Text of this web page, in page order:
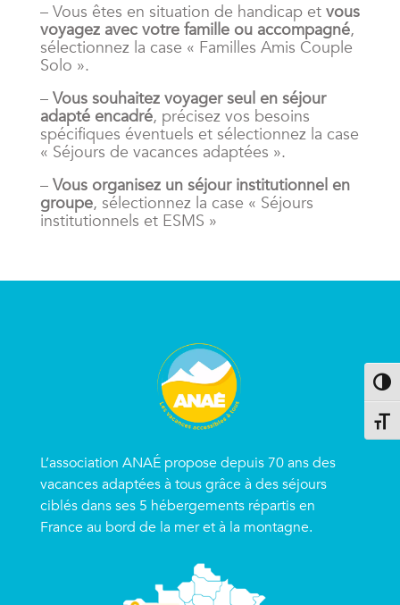
– Vous êtes en situation de handicap et vous
voyagez avec votre famille ou accompagné,
sélectionnez la case « Familles Amis Couple
Solo ».
– Vous souhaitez voyager seul en séjour
adapté encadré, précisez vos besoins
spécifiques éventuels et sélectionnez la case
« Séjours de vacances adaptées ».
– Vous organisez un séjour institutionnel en
groupe, sélectionnez la case « Séjours
institutionnels et ESMS »
L’association ANAÉ propose depuis 70 ans des
vacances adaptées à tous grâce à des séjours
ciblés dans ses 5 hébergements répartis en
France au bord de la mer et à la montagne.